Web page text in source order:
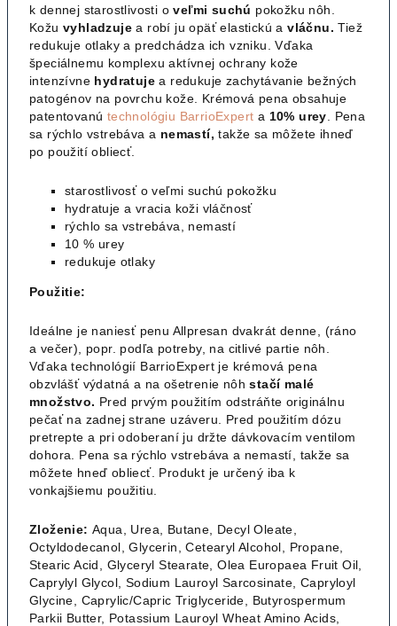
k dennej starostlivosti oveľmi suchú pokožku nôh.
Kožu vyhladzujea robí ju opäť elastickú avláčnu.Tiež
redukuje otlaky a predchádza ich vzniku. Vďaka
špeciálnemu komplexu aktívnej ochrany kože
intenzívne hydratujea redukuje zachytávanie bežných
patogénov na povrchu kože. Krémová pena obsahuje
patentovanú technológiu BarrioExpert a 10% urey . Pena
sa rýchlo vstrebáva a nemastí,takže sa môžete ihneď
po použití obliecť.
starostlivosť o veľmi suchú pokožku
hydratuje a vracia koži vláčnosť
rýchlo sa vstrebáva, nemastí
10 % urey
redukuje otlaky
Použitie:
Ideálne je naniesť penu Allpresan dvakrát denne, (ráno
a večer), popr. podľa potreby, na citlivé partie nôh.
Vďaka technológií BarrioExpert je krémová pena
obzvlášť výdatná a na ošetrenie nôh stačí malé
množstvo. Pred prvým použitím odstráňte originálnu
pečať na zadnej strane uzáveru. Pred použitím dózu
pretrepte a pri odoberaní ju držte dávkovacím ventilom
dohora. Pena sa rýchlo vstrebáva a nemastí, takže sa
môžete hneď obliecť. Produkt je určený iba k
vonkajšiemu použitiu.
Zloženie: Aqua, Urea, Butane, Decyl Oleate,
Octyldodecanol, Glycerin, Cetearyl Alcohol, Propane,
Stearic Acid, Glyceryl Stearate, Olea Europaea Fruit Oil,
Caprylyl Glycol, Sodium Lauroyl Sarcosinate, Capryloyl
Glycine, Caprylic/Capric Triglyceride, Butyrospermum
Parkii Butter, Potassium Lauroyl Wheat Amino Acids,